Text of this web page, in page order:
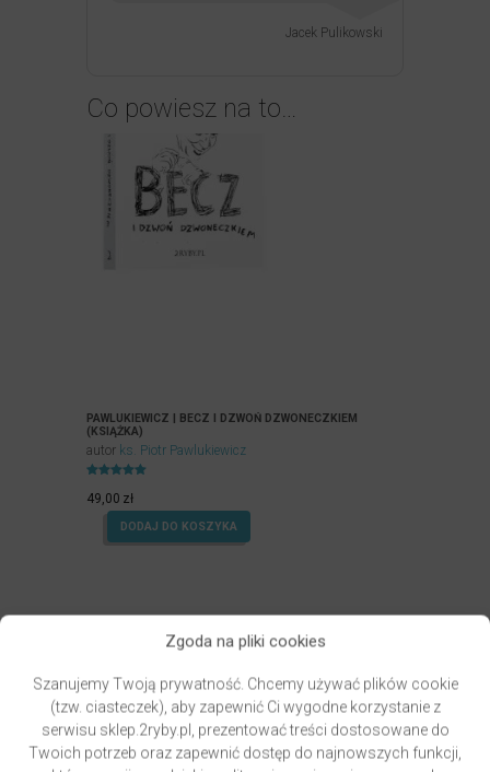
Zgoda na pliki cookies
Szanujemy Twoją prywatność. Chcemy używać plików cookie
(tzw. ciasteczek), aby zapewnić Ci wygodne korzystanie z
serwisu sklep.2ryby.pl, prezentować treści dostosowane do
Twoich potrzeb oraz zapewnić dostęp do najnowszych funkcji,
Jacek Pulikowski
Co powiesz na to…
PAWLUKIEWICZ | BECZ I DZWOŃ DZWONECZKIEM
(KSIĄŻKA)
autor ks. Piotr Pawlukiewicz
4.99
na 5.
49,00 zł
DODAJ DO KOSZYKA